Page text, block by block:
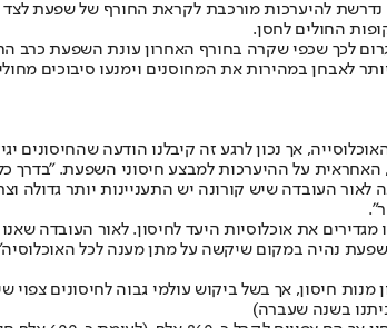
להיערכות מורכבת לקראת החורף של שפעת לצד
החולים לחסן.
לכך שכפי שקרה בחורף האחרון עונת השפעת
לאבחן במהירות את המחוסנים וימנעו סיבוכים
אך נכון לרגע זה קיבלנו הודעה
האחראית על ההיערכות למבצע חיסוני השפעת.
העובדה שיש קורונה יש התעניינות יותר גדולה
את אוכלוסיות היעד לחיסון. לאור העובדה
נהיה במקום שיקשה על מתן מענה לכל